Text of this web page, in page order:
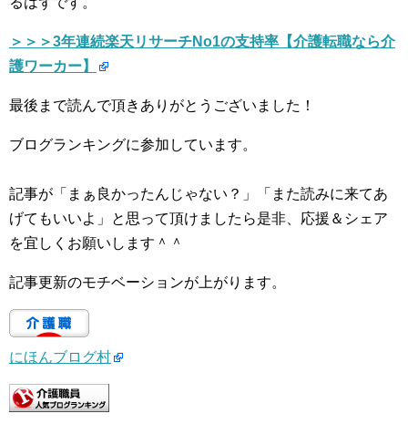
＞＞＞3年連続楽天リサーチNo1の支持率【介護転職なら介
護ワーカー】
最後まで読んで頂きありがとうございました！
ブログランキングに参加しています。
記事が「まぁ良かったんじゃない？」「また読みに来てあ
げてもいいよ」と思って頂けましたら是非、応援＆シェア
を宜しくお願いします＾＾
記事更新のモチベーションが上がります。
にほんブログ村